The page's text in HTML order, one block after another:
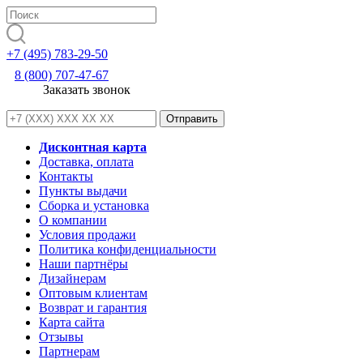
+7 (495) 783-29-50
8 (800) 707-47-67
Заказать звонок
Дисконтная карта
Доставка, оплата
Контакты
Пункты выдачи
Сборка и установка
О компании
Условия продажи
Политика конфиденциальности
Наши партнёры
Дизайнерам
Оптовым клиентам
Возврат и гарантия
Карта сайта
Отзывы
Партнерам